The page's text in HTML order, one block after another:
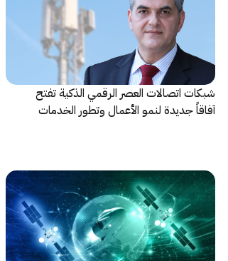
شبكات اتصالات العصر الرقمي الذكية تفتح
آفاقاً جديدة لنمو الأعمال وتطور الخدمات